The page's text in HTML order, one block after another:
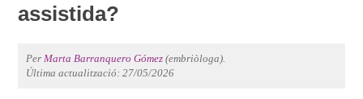
assistida?
PerMarta Barranquero Gómez (embriòloga).
Última actualització: 27/05/2026